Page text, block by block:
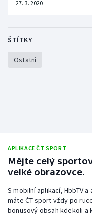
Triatlon
Vodní slalom
27. 3. 2020
ŠTÍTKY
Ostatní
APLIKACE ČT SPORT
Mějte celý
velké obrazovce.
S mobilní aplikací, HbbTV
máte ČT sport vždy po
bonusový obsah kdekoli a